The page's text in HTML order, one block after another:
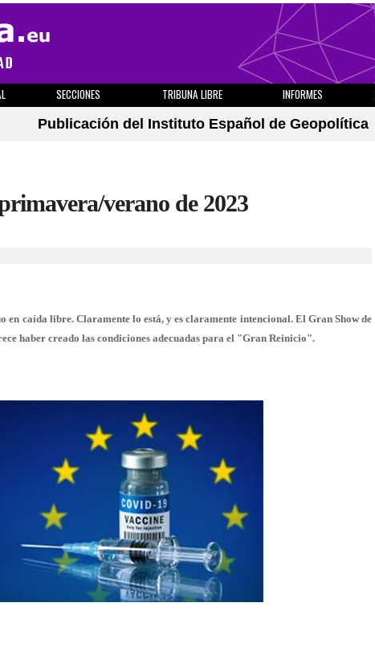
SECCIONES TRIBUNA LIBRE INFORMES
Publicación del Instituto Español de Geopolítica
verano de 2023
en caída libre. Claramente lo está, y es claramente intencional. El Gran Show de
haber creado las condiciones adecuadas para el "Gran Reinicio".